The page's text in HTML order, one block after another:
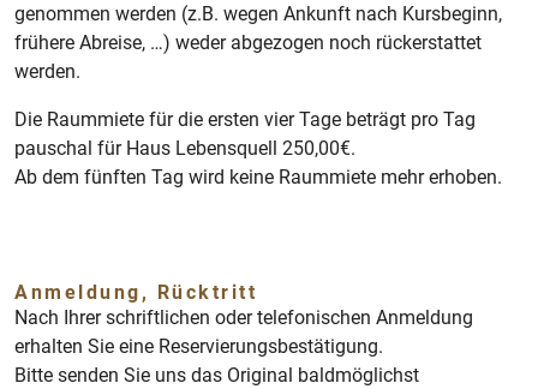
genommen werden (z.B. wegen Ankunft nach Kursbeginn,
frühere Abreise, …) weder abgezogen noch rückerstattet
werden.
Die Raummiete für die ersten vier Tage beträgt pro Tag
pauschal für Haus Lebensquell 250,00€.
Ab dem fünften Tag wird keine Raummiete mehr erhoben.
Anmeldung, Rücktritt
Nach Ihrer schriftlichen oder telefonischen Anmeldung
erhalten Sie eine Reservierungsbestätigung.
Bitte senden Sie uns das Original baldmöglichst